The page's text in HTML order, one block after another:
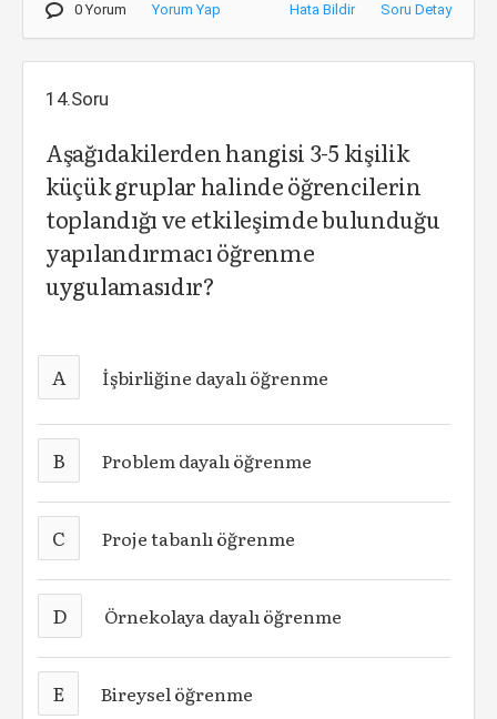
0 Yorum Yorum Yap Hata Bildir Soru Detay
14.Soru
Aşağıdakilerden hangisi 3-5 kişilik
küçük gruplar halinde öğrencilerin
toplandığı ve etkileşimde bulunduğu
yapılandırmacı öğrenme
uygulamasıdır?
A İşbirliğine dayalı öğrenme
B Problem dayalı öğrenme
C Proje tabanlı öğrenme
D Örnekolaya dayalı öğrenme
E Bireysel öğrenme